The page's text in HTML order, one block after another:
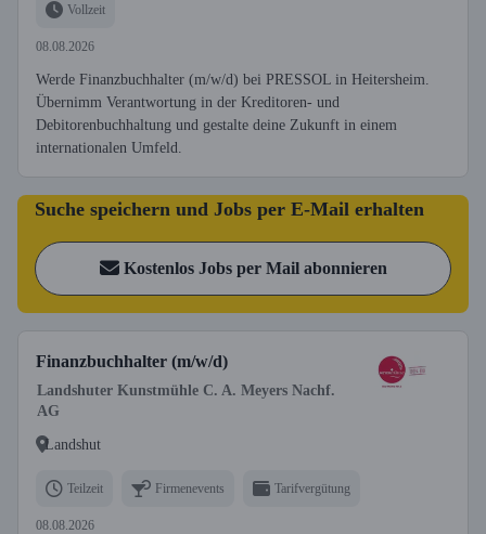
Vollzeit
08.08.2026
Werde Finanzbuchhalter (m/w/d) bei PRESSOL in Heitersheim.
Übernimm Verantwortung in der Kreditoren- und
Debitorenbuchhaltung und gestalte deine Zukunft in einem
internationalen Umfeld.
Suche speichern und Jobs per E-Mail erhalten
Kostenlos Jobs per Mail abonnieren
Finanzbuchhalter (m/w/d)
Landshuter Kunstmühle C. A. Meyers Nachf.
AG
Landshut
Teilzeit Firmenevents Tarifvergütung
08.08.2026